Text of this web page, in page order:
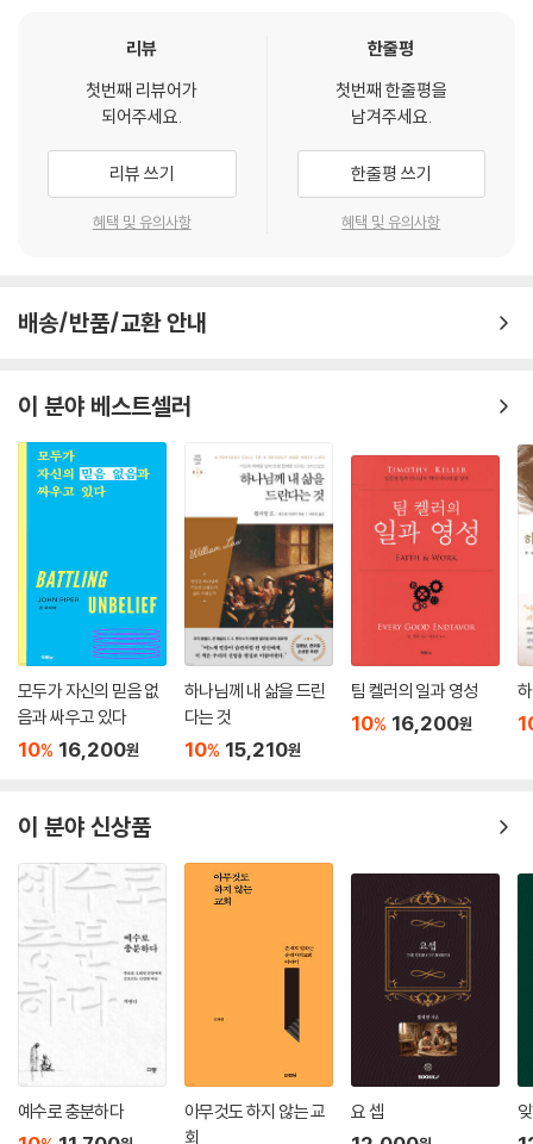
신실한 신앙인이 되고 싶으십니까? 그렇다면 빌립보서를 깊이 읽으십시
오. 충성스런 기독인이 되고 싶으십니까? 빌립보서를 깊이 묵상하십시오.
자녀를 신실한 신앙인으로 기르고 싶으십니까? 빌립보서를 늘 가까이 하
십시오. 혹시 지금 마음 아프게 고통당하는 일이 있습니까? 빌립보서를 가
까이 두고 깊이 읽으며 말씀을 붙들고 기도하십시오. 공책을 챙겨 도움말
니까? 몇몇 분에게는 한두 번 더 그런 기회가 주어질 수도 있겠지만 대부분
(빌 2:2) 최선을 다해 이 말씀에 집중하는 것이 좋겠습니다.
--- pp. 13-14
성화(聖化) 과정(거룩하게 변화되어가는 과정)에서 하나님의 역할과 그
리스도인의 역할이 따로 있습니다. 하나님이 거룩하게 살 힘을 주시면, 성
도는 그 힘으로 열심히 노력함으로 성화되어 갑니다. 이른 바 ‘신(神)-인
(人) 시너지 사역’을 통해 성도가 점차로 거룩하게 변화되어 가는 것입니
다. 12절의 “그러므로”는 앞 단락에서 이야기한 바, 그리스도의 낮아짐과
높아지심의 본을 따라야 한다는 말씀과 연결됩니다. 이는 “그리스도의 복
음에 합당하게 생활하라(빌 1:27)”고 했던 말씀과도 맥을 같이합니다. ‘복
종’의 반대말은 ‘오만(자만)’입니다. 오만한 사람은 자기 힘을 지나치게 믿
습니다. 자신의 힘으로 모든 것을 할 수 있다고 생각합니다. 그러므로 오만
한 자세를 항시 경계해야 합니다. 반대로 지나친 자기 비하(卑下) 또한 별
님의 목적을 또렷하게 인식하는 것이 바로 ‘두려움과 떨림’으로 사는 것입
니다. “구원을 이루라”는 말은 “하나님께서 성령으로 너희 안에서 행하신
바를 너희 매일의 삶에서 실천하라”는 말씀입니다. 구원은 늘 영적으로 육
적으로 건강하고 행복한 상태를 가리키기 때문입니다. 그러므로 이 말씀은
‘공동체의 건강을 계속 회복하고 유지시키라’는 당부이기도 합니다.
--- p. 154
자기를 부인하는 훈련을 계속하고, 그리스도의 말씀에 순종함으로, 영적
성장을 이룰 수 있습니다. 자식이 자라지 않으면 그 부모의 가슴이 얼마나
아프겠습니까? 하나님 앞에 혹시 ‘내가 자라지 않는 아이’는 아닌지 잘 살
펴보십시오. 하나님의 마음을 슬프게 하지 마십시오.
계율주의자들의 외식(外飾)을 경계해야 합니다. 이신칭의(以信稱義) 교
리뷰
첫번째 리뷰어가
되어주세요.
리뷰 쓰기
혜택 및 유의사항
한줄평
첫번째 한줄평을
남겨주세요.
한줄평 쓰기
혜택 및 유의사항
배송/반품/교환 안내
이 분야 베스트셀러
모두가 자신의 믿음 없
음과 싸우고 있다
10% 16,200원
하나님께 내 삶을 드린
다는 것
10% 15,210원
팀 켈러의 일과 영성
10% 16,200원
이 분야 신상품
예수로 충분하다
아무것도 하지 않는 교
회
요 셉